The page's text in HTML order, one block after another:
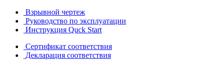
Взрывной чертеж
Руководство по эксплуатации
Инструкция Quck Start
Сертификат соответствия
Декларация соответствия